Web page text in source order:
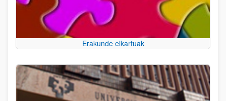
Erakunde elkartuak